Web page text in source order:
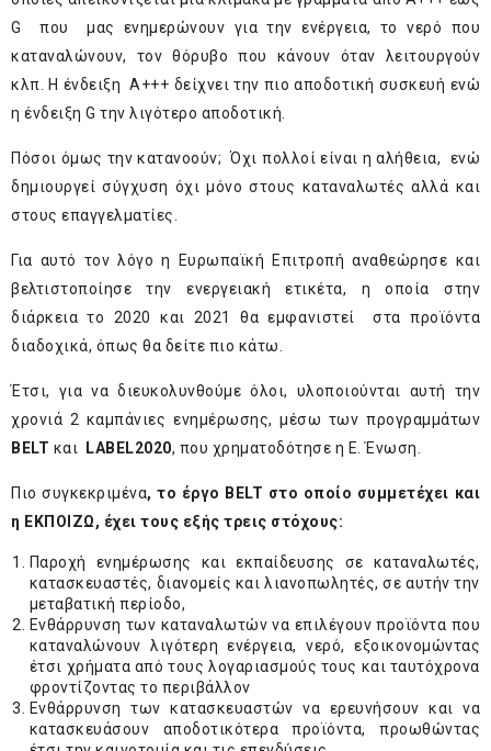
G που μας ενημερώνουν για την ενέργεια, το νερό που
καταναλώνουν, τον θόρυβο που κάνουν όταν λειτουργούν
κλπ. Η ένδειξη Α+++ δείχνει την πιο αποδοτική συσκευή ενώ
η ένδειξη G την λιγότερο αποδοτική.
Πόσοι όμως την κατανοούν; Όχι πολλοί είναι η αλήθεια, ενώ
δημιουργεί σύγχυση όχι μόνο στους καταναλωτές αλλά και
στους επαγγελματίες.
Για αυτό τον λόγο η Ευρωπαϊκή Επιτροπή αναθεώρησε και
βελτιστοποίησε την ενεργειακή ετικέτα, η οποία στην
διάρκεια το 2020 και 2021 θα εμφανιστεί στα προϊόντα
διαδοχικά, όπως θα δείτε πιο κάτω.
Έτσι, για να διευκολυνθούμε όλοι, υλοποιούνται αυτή την
χρονιά 2 καμπάνιες ενημέρωσης, μέσω των προγραμμάτων
BELT και LABEL2020, που χρηματοδότησε η Ε. Ένωση.
Πιο συγκεκριμένα, το έργο BELT στο οποίο συμμετέχει και
η ΕΚΠΟΙΖΩ, έχει τους εξής τρεις στόχους:
Παροχή ενημέρωσης και εκπαίδευσης σε καταναλωτές,
κατασκευαστές, διανομείς και λιανοπωλητές, σε αυτήν την
μεταβατική περίοδο,
Ενθάρρυνση των καταναλωτών να επιλέγουν προϊόντα που
καταναλώνουν λιγότερη ενέργεια, νερό, εξοικονομώντας
έτσι χρήματα από τους λογαριασμούς τους και ταυτόχρονα
φροντίζοντας το περιβάλλον
Ενθάρρυνση των κατασκευαστών να ερευνήσουν και να
κατασκευάσουν αποδοτικότερα προϊόντα, προωθώντας